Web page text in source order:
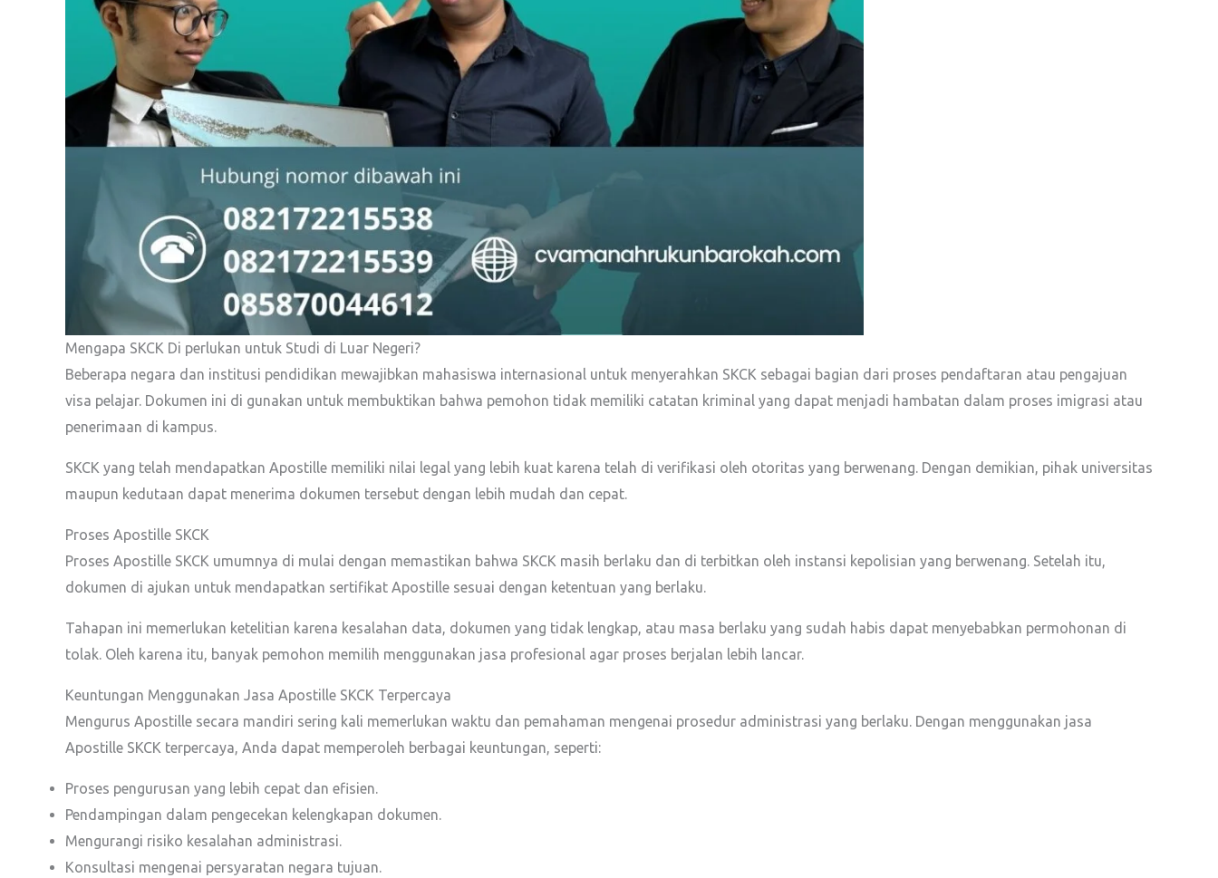
Mengapa SKCK Di perlukan untuk Studi di Luar Negeri?
Beberapa negara dan institusi pendidikan mewajibkan mahasiswa internasional untuk menyerahkan SKCK sebagai bagian dari proses pendaftaran atau pengajuan
visa pelajar. Dokumen ini di gunakan untuk membuktikan bahwa pemohon tidak memiliki catatan kriminal yang dapat menjadi hambatan dalam proses imigrasi atau
penerimaan di kampus.
SKCK yang telah mendapatkan Apostille memiliki nilai legal yang lebih kuat karena telah di verifikasi oleh otoritas yang berwenang. Dengan demikian, pihak universitas
maupun kedutaan dapat menerima dokumen tersebut dengan lebih mudah dan cepat.
Proses Apostille SKCK
Proses Apostille SKCK umumnya di mulai dengan memastikan bahwa SKCK masih berlaku dan di terbitkan oleh instansi kepolisian yang berwenang. Setelah itu,
dokumen di ajukan untuk mendapatkan sertifikat Apostille sesuai dengan ketentuan yang berlaku.
Tahapan ini memerlukan ketelitian karena kesalahan data, dokumen yang tidak lengkap, atau masa berlaku yang sudah habis dapat menyebabkan permohonan di
tolak. Oleh karena itu, banyak pemohon memilih menggunakan jasa profesional agar proses berjalan lebih lancar.
Keuntungan Menggunakan Jasa Apostille SKCK Terpercaya
Mengurus Apostille secara mandiri sering kali memerlukan waktu dan pemahaman mengenai prosedur administrasi yang berlaku. Dengan menggunakan jasa
Apostille SKCK terpercaya, Anda dapat memperoleh berbagai keuntungan, seperti:
Proses pengurusan yang lebih cepat dan efisien.
Pendampingan dalam pengecekan kelengkapan dokumen.
Mengurangi risiko kesalahan administrasi.
Konsultasi mengenai persyaratan negara tujuan.